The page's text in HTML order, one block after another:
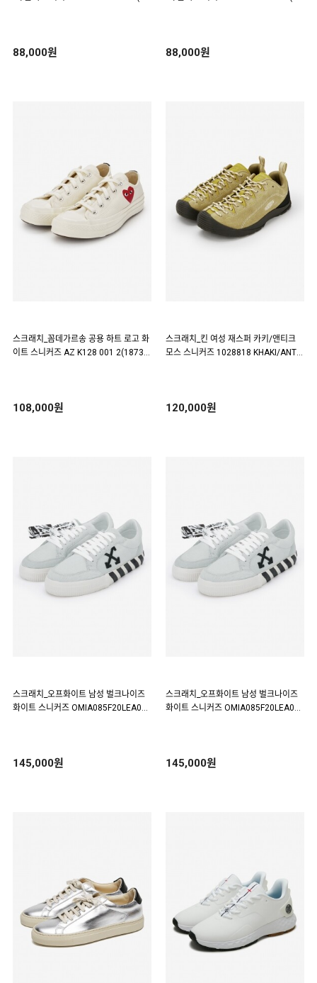
88,000원 88,000원
스크래치_꼼데가르송 공용 하트 로고 화
이트 스니커즈 AZ K128 001 2(18736
108,000원
스크래치_킨 여성 재스퍼 카키/앤티크
모스 스니커즈 1028818 KHAKI/ANTI
120,000원
스크래치_오프화이트 남성 벌크나이즈
화이트 스니커즈 OMIA085F20LEA002
145,000원
스크래치_오프화이트 남성 벌크나이즈
화이트 스니커즈 OMIA085F20LEA002
145,000원